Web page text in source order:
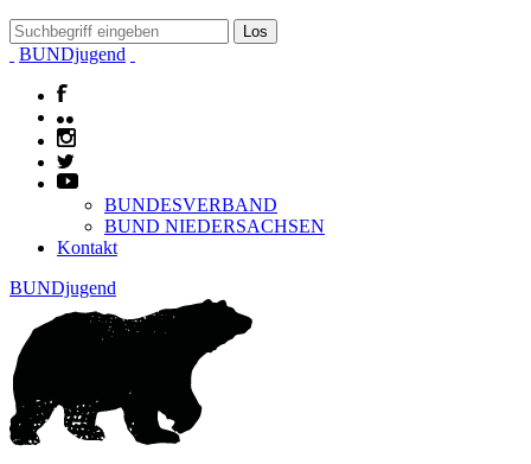
BUNDjugend
BUNDESVERBAND
BUND NIEDERSACHSEN
Kontakt
BUNDjugend